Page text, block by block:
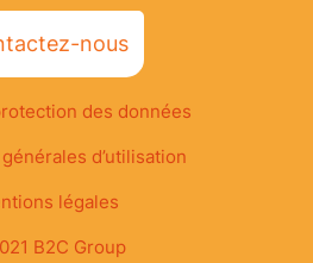
nous
des données
d’utilisation
légales
B2C Group